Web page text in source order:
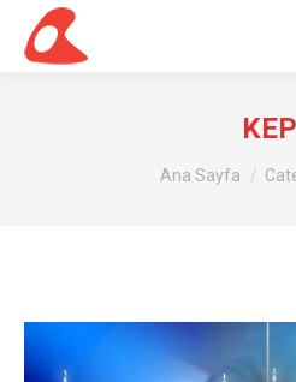
KEP
You are here:
Ana Sayfa